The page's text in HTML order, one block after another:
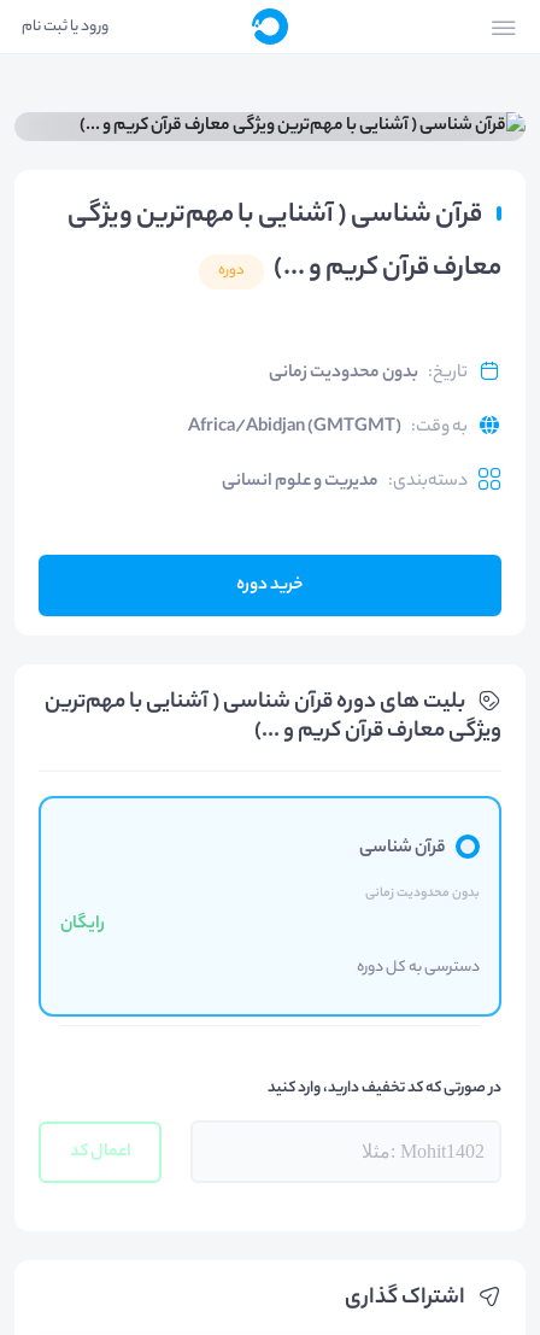
ورود یا ثبت نام
قرآن شناسی ( آشنایی با مهم‌ترین ویژگی
معارف قرآن کریم و ...)
دوره
تاریخ: بدون محدودیت زمانی
به وقت:
Africa/Abidjan (GMTGMT)
دسته‌بندی: مدیریت و علوم انسانی
خرید دوره
اشتراک گذاری
بلیت های دوره قرآن شناسی ( آشنایی با مهم‌ترین
ویژگی معارف قرآن کریم و ...)
قرآن شناسی
بدون محدودیت زمانی
رایگان
دسترسی به کل دوره
در صورتی که کد تخفیف دارید، وارد کنید
اعمال کد